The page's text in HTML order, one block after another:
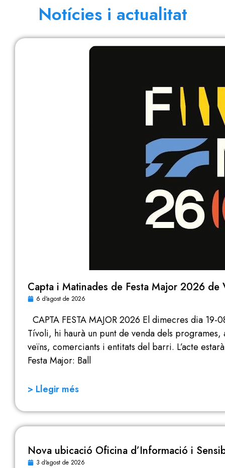
Notícies i actualitat
Capta i Matinades de Festa Major 2026
6 d'agost de 2026
CAPTA FESTA MAJOR 2026 El dimecres dia
Tívoli, hi haurà un punt de venda dels
veïns, comerciants i entitats del barri. L’acte
Festa Major: Ball
> Llegir més
Nova ubicació Oficina d’Informació i
3 d'agost de 2026